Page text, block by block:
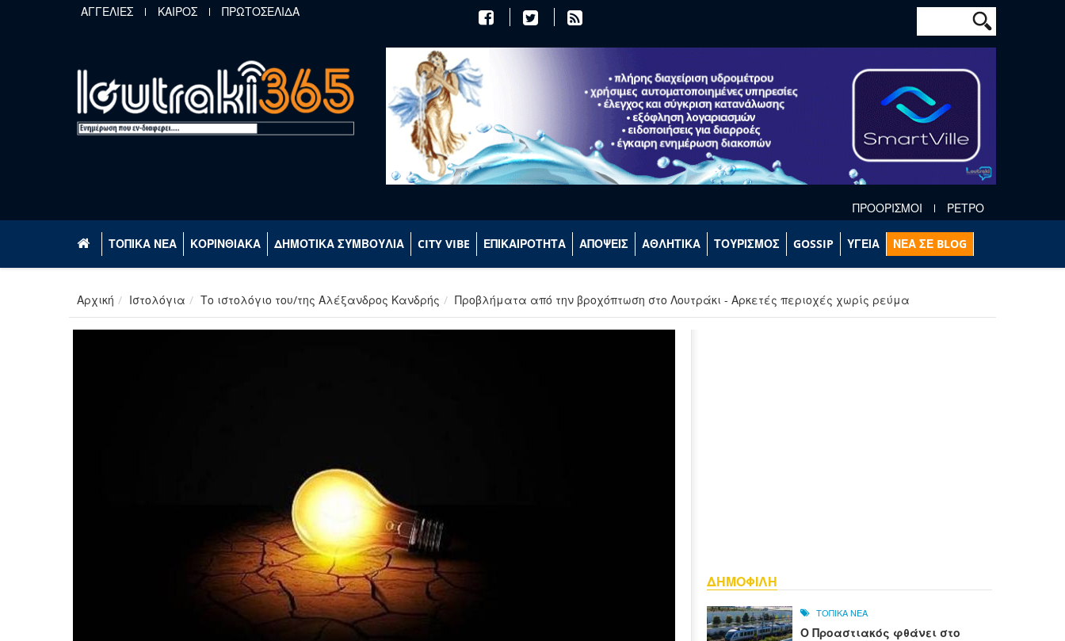
Παράκαμψη προς το κυρίως περιεχόμενο
ΑΓΓΕΛΙΕΣ ΚΑΙΡΟΣ ΠΡΩΤΟΣΕΛΙΔΑ Φόρμα
Αναζήτηση
ΠΡΟΟΡΙΣΜΟΙ ΡΕΤΡΟ
ΤΟΠΙΚΑ ΝΕΑ ΚΟΡΙΝΘΙΑΚΑ ΔΗΜΟΤΙΚΑ ΣΥΜΒΟΥΛΙΑ CITY VIBE ΕΠΙΚΑΙΡΟΤΗΤΑ ΑΠΟΨΕΙΣ ΑΘΛΗΤΙΚΑ ΤΟΥΡΙΣΜΟΣ GOSSIP ΥΓΕΙΑ ΝΕΑ ΣΕ BLOG
Αρχική Ιστολόγια Το ιστολόγιο του/της Αλέξανδρος Κανδρής Προβλήματα από την βροχόπτωση στο Λουτράκι - Αρκετές περιοχές χωρίς ρεύμα
ΔΗΜΟΦΙΛΗ
ΤΟΠΙΚΑ ΝΕΑ
Ο Προαστιακός φθάνει στο